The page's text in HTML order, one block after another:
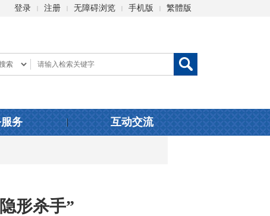
登录 | 注册 | 无障碍浏览 | 手机版 | 繁體版
务 互动交流
形杀手”